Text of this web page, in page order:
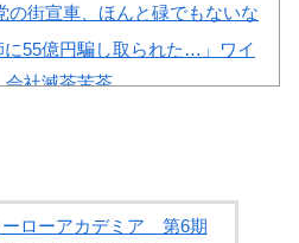
の街宣車、ほんと碌でもないな
55億円騙し取られた…」ワイ
社滅茶苦茶...
ーローアカデミア 第6期